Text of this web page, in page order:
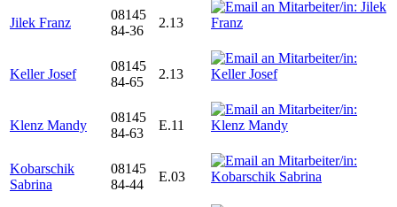
Jilek Franz
08145
84-36
2.13
Keller Josef
08145
84-65
2.13
Klenz Mandy
08145
84-63
E.11
Kobarschik
Sabrina
08145
84-44
E.03